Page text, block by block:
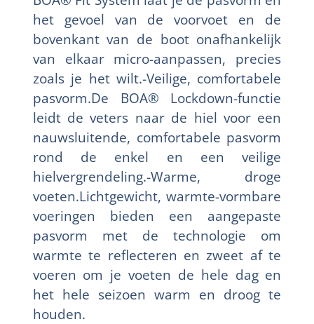
het gevoel van de voorvoet en de
bovenkant van de boot onafhankelijk
van elkaar micro-aanpassen, precies
zoals je het wilt.-Veilige, comfortabele
pasvorm.De BOA® Lockdown-functie
leidt de veters naar de hiel voor een
nauwsluitende, comfortabele pasvorm
rond de enkel en een veilige
hielvergrendeling.-Warme, droge
voeten.Lichtgewicht, warmte-vormbare
voeringen bieden een aangepaste
pasvorm met de technologie om
warmte te reflecteren en zweet af te
voeren om je voeten de hele dag en
het hele seizoen warm en droog te
houden.